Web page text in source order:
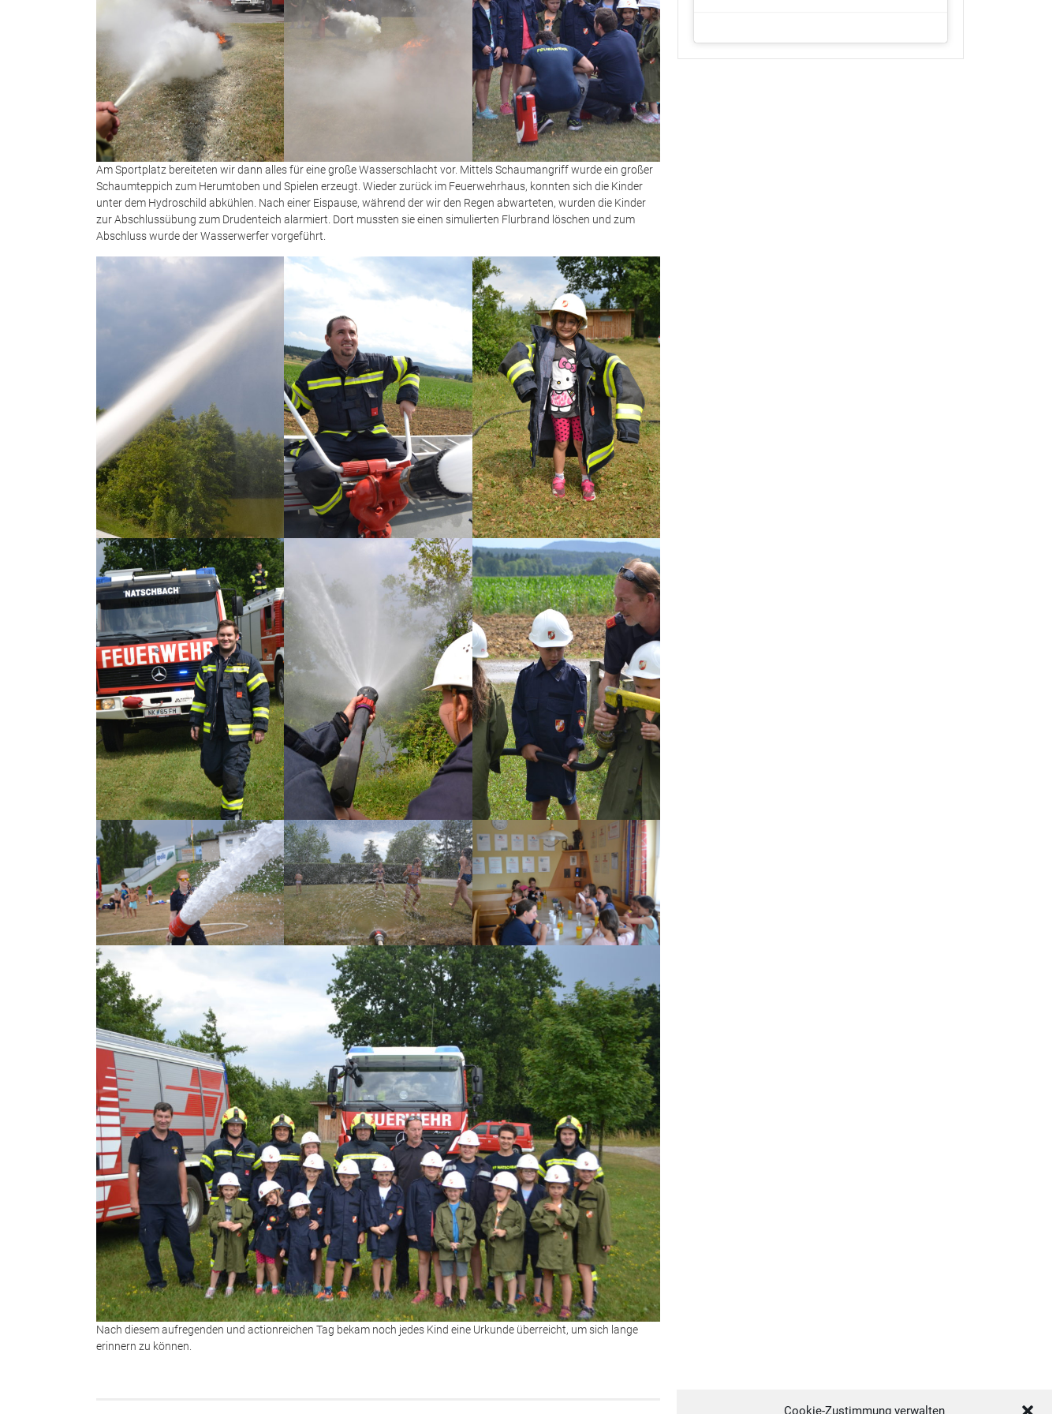
Cookie-Zustimmung verwalten
Am Sportplatz bereiteten wir dann alles für eine große Wasserschlacht vor. Mittels Schaumangriff wurde ein großer
Schaumteppich zum Herumtoben und Spielen erzeugt. Wieder zurück im Feuerwehrhaus, konnten sich die Kinder
unter dem Hydroschild abkühlen. Nach einer Eispause, während der wir den Regen abwarteten, wurden die Kinder
zur Abschlussübung zum Drudenteich alarmiert. Dort mussten sie einen simulierten Flurbrand löschen und zum
Abschluss wurde der Wasserwerfer vorgeführt.
Nach diesem aufregenden und actionreichen Tag bekam noch jedes Kind eine Urkunde überreicht, um sich lange
erinnern zu können.